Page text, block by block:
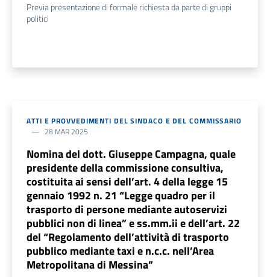
Previa presentazione di formale richiesta da parte di gruppi
politici
ATTI E PROVVEDIMENTI DEL SINDACO E DEL COMMISSARIO
28 MAR 2025
Nomina del dott. Giuseppe Campagna, quale
presidente della commissione consultiva,
costituita ai sensi dell’art. 4 della legge 15
gennaio 1992 n. 21 “Legge quadro per il
trasporto di persone mediante autoservizi
pubblici non di linea” e ss.mm.ii e dell’art. 22
del “Regolamento dell’attività di trasporto
pubblico mediante taxi e n.c.c. nell’Area
Metropolitana di Messina”